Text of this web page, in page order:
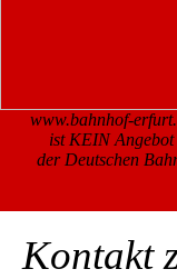
www.bahnhof-
ist KEIN Angebot
der Deutschen
Kontakt